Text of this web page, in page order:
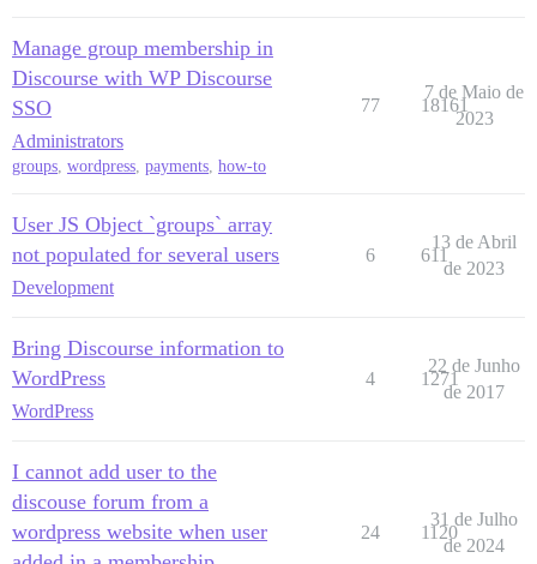
Manage group membership in
Discourse with WP Discourse
SSO
Administrators
groups, wordpress, payments, how-to
77 18161
7 de Maio de
2023
User JS Object `groups` array
not populated for several users
Development
6 611
13 de Abril
de 2023
Bring Discourse information to
WordPress
WordPress
4 1271
22 de Junho
de 2017
I cannot add user to the
discouse forum from a
wordpress website when user
24 1120
31 de Julho
de 2024